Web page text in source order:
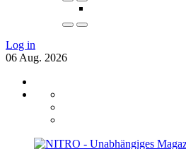
Log in
06 Aug. 2026